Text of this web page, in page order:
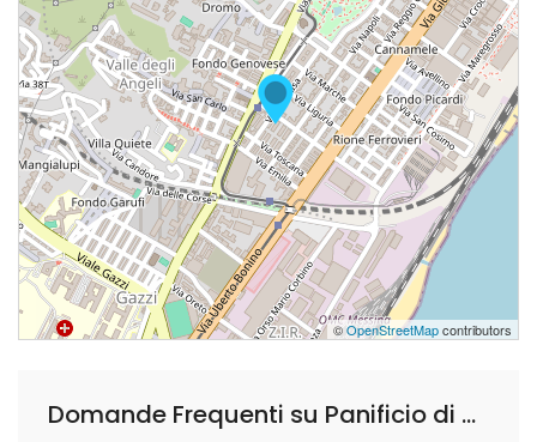
©OpenStreetMapcontributors
Domande Frequenti su Panificio di Bella Franca